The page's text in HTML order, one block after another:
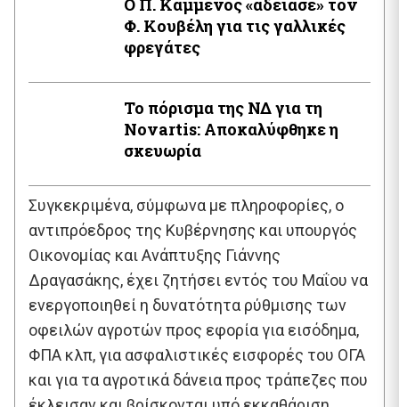
Ο Π. Καμμένος «άδειασε» τον
Φ. Κουβέλη για τις γαλλικές
φρεγάτες
Το πόρισμα της ΝΔ για τη
Novartis: Αποκαλύφθηκε η
σκευωρία
Συγκεκριμένα, σύμφωνα με πληροφορίες, ο
αντιπρόεδρος της Κυβέρνησης και υπουργός
Οικονομίας και Ανάπτυξης Γιάννης
Δραγασάκης, έχει ζητήσει εντός του Μαΐου να
ενεργοποιηθεί η δυνατότητα ρύθμισης των
οφειλών αγροτών προς εφορία για εισόδημα,
ΦΠΑ κλπ, για ασφαλιστικές εισφορές του ΟΓΑ
και για τα αγροτικά δάνεια προς τράπεζες που